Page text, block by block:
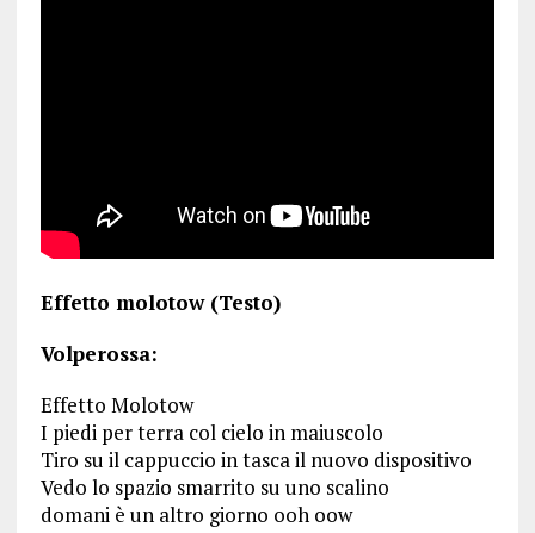
Effetto molotow (Testo)
Volperossa:
Effetto Molotow
I piedi per terra col cielo in maiuscolo
Tiro su il cappuccio in tasca il nuovo dispositivo
Vedo lo spazio smarrito su uno scalino
domani è un altro giorno ooh oow